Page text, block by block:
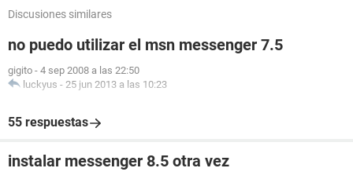
Discusiones similares
no puedo utilizar el msn messenger 7.5
gigito - 4 sep 2008 a las 22:50
luckyus - 25 jun 2013 a las 10:23
55 respuestas
instalar messenger 8.5 otra vez